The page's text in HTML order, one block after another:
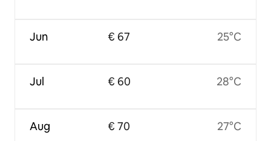
Jun
Jul
Aug
€ 67
€ 60
€ 70
25°C
28°C
27°C